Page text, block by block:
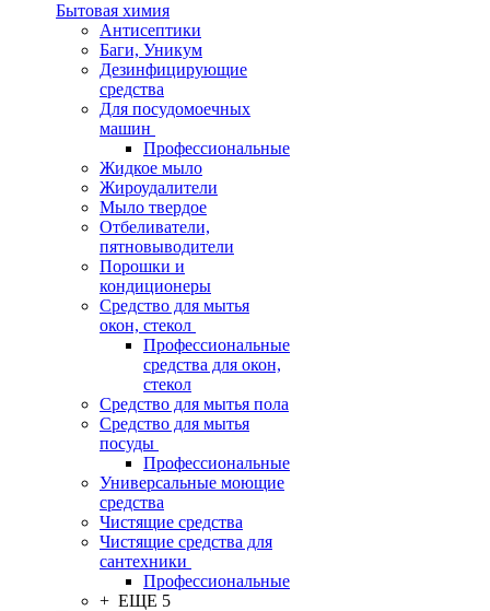
Бытовая химия
Антисептики
Баги, Уникум
Дезинфицирующие
средства
Для посудомоечных
машин
Профессиональные
Жидкое мыло
Жироудалители
Мыло твердое
Отбеливатели,
пятновыводители
Порошки и
кондиционеры
Средство для мытья
окон, стекол
Профессиональные
средства для окон,
стекол
Средство для мытья пола
Средство для мытья
посуды
Профессиональные
Универсальные моющие
средства
Чистящие средства
Чистящие средства для
сантехники
Профессиональные
+ ЕЩЕ 5